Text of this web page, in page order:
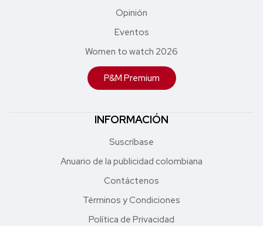
Opinión
Eventos
Women to watch 2026
P&M Premium
INFORMACIÓN
Suscríbase
Anuario de la publicidad colombiana
Contáctenos
Términos y Condiciones
Política de Privacidad